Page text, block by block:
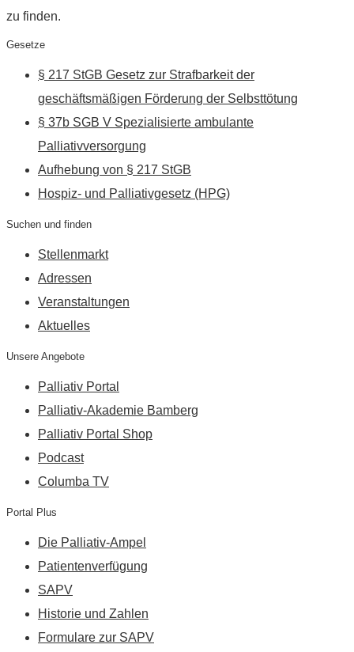
zu finden.
Gesetze
§ 217 StGB Gesetz zur Strafbarkeit der
geschäftsmäßigen Förderung der Selbsttötung
§ 37b SGB V Spezialisierte ambulante
Palliativversorgung
Aufhebung von § 217 StGB
Hospiz- und Palliativgesetz (HPG)
Suchen und finden
Stellenmarkt
Adressen
Veranstaltungen
Aktuelles
Unsere Angebote
Palliativ Portal
Palliativ-Akademie Bamberg
Palliativ Portal Shop
Podcast
Columba TV
Portal Plus
Die Palliativ-Ampel
Patientenverfügung
SAPV
Historie und Zahlen
Formulare zur SAPV